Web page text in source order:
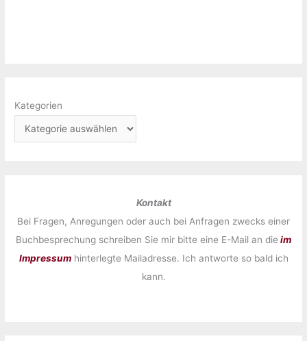
Kategorien
Kontakt
Bei Fragen, Anregungen oder auch bei Anfragen zwecks einer
Buchbesprechung schreiben Sie mir bitte eine E-Mail an die im
Impressumhinterlegte Mailadresse. Ich antworte so bald ich
kann.